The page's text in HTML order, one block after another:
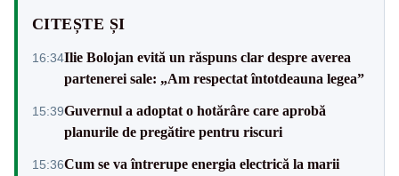
CITEȘTE ȘI
16:34Ilie Bolojan evită un răspuns clar despre averea
partenerei sale: „Am respectat întotdeauna legea”
15:39Guvernul a adoptat o hotărâre care aprobă
planurile de pregătire pentru riscuri
15:36Cum se va întrerupe energia electrică la marii